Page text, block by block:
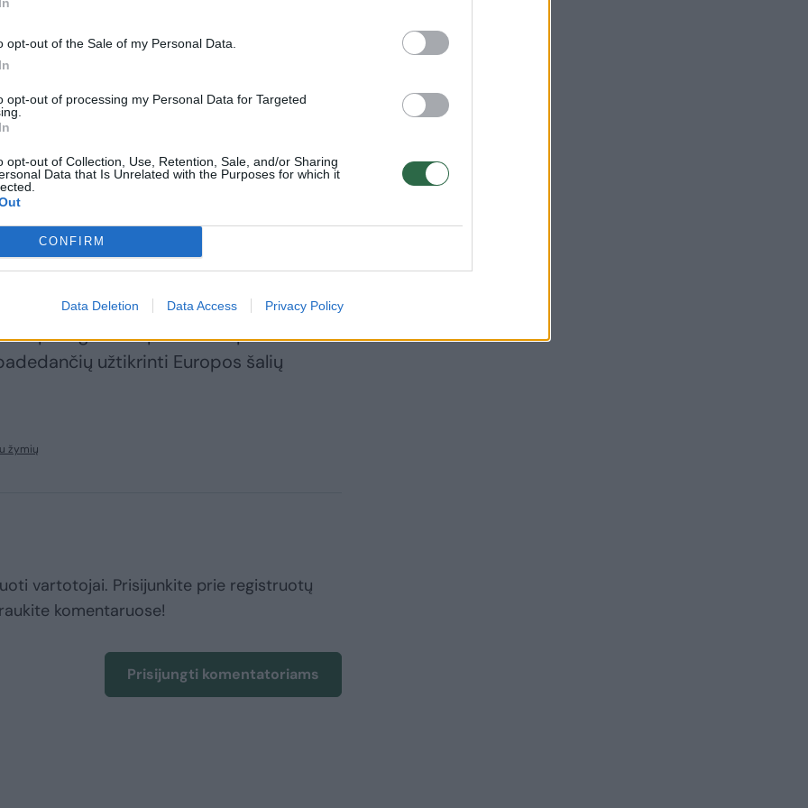
opt-out of the Sale of my Personal Data.
opt-out of processing my Personal Data for Targeted
opt-out of Collection, Use, Retention, Sale, and/or Sharing
Data that Is Unrelated with the Purposes for which it
CONFIRM
Data Deletion Data Access Privacy Policy
įskaitant maitinimą ir apgyvendinimą.
prireikus skirti Lietuvai papildomų
Lietuvai per Europos civilinės
siuntų pristatymą ir apmoka iki 75
metu pagalbą jau pasiūlė 12 ES
priemonių kaip palapinės, lovos ir
Komisijos pranešime.
taip pat pasiuntė pareigūnų ir
apsaugai sustiprinti. Europolas savo
užtikrinti Europos šalių
žymių
vartotojai. Prisijunkite prie registruotų
komentaruose!
Prisijungti komentatoriams